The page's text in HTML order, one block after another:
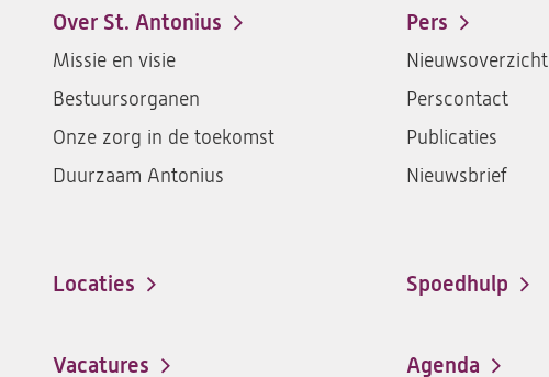
Footer-
menu
Over St. Antonius
Missie en visie
Bestuursorganen
Onze zorg in de toekomst
Duurzaam Antonius
Pers
Nieuwsoverzicht
Perscontact
Publicaties
Nieuwsbrief
Locaties Spoedhulp
Vacatures Agenda